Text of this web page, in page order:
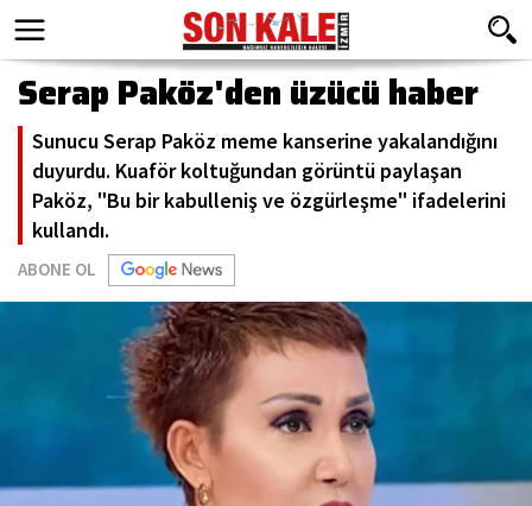
Serap Paköz'den üzücü haber
Sunucu Serap Paköz meme kanserine yakalandığını
duyurdu. Kuaför koltuğundan görüntü paylaşan
Paköz, "Bu bir kabulleniş ve özgürleşme" ifadelerini
kullandı.
ABONE OL